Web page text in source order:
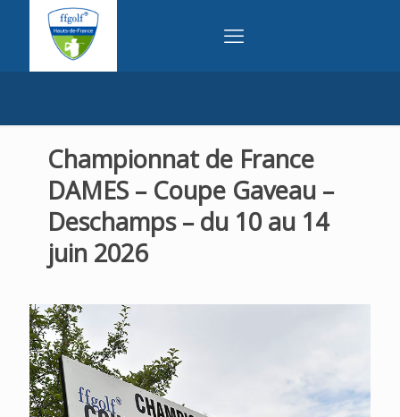
Championnat de France
DAMES – Coupe Gaveau –
Deschamps – du 10 au 14
juin 2026